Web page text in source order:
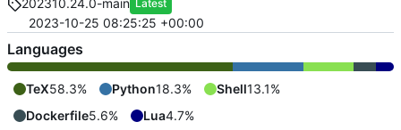
Latest
2023-10-25 08:25:25 +00:00
Languages
TeX58.3% Python18.3% Shell13.1%
Dockerfile5.6% Lua4.7%